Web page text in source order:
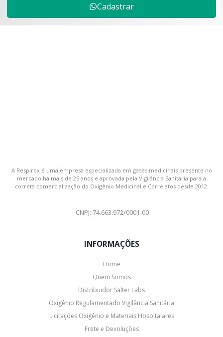
Cadastrar
A Respirox é uma empresa especializada em gases medicinais presente no
mercado há mais de 25 anos e aprovada pela Vigilância Sanitária para a
correta comercialização do Oxigênio Medicinal e Correlatos desde 2012.
CNPJ: 74.663.972/0001-00
INFORMAÇÕES
Home
Quem Somos
Distribuidor Salter Labs
Oxigênio Regulamentado Vigilância Sanitária
Licitações Oxigênio e Materiais Hospitalares
Frete e Devoluções